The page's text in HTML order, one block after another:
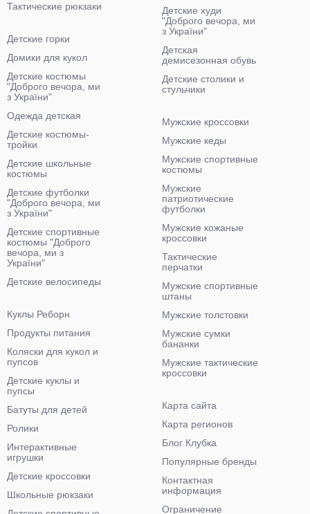
Тактические рюкзаки
Детские худи
"Доброго вечора, ми
з України"
Детская
демисезонная обувь
Детские столики и
стульчики
Детские горки
Домики для кукол
Детские костюмы
"Доброго вечора, ми
з України"
Одежда детская
Детские костюмы-
тройки
Детские школьные
костюмы
Детские футболки
"Доброго вечора, ми
з України"
Детские спортивные
костюмы "Доброго
вечора, ми з
України"
Детские велосипеды
Мужские кроссовки
Мужские кеды
Мужские спортивные
костюмы
Мужские
патриотические
футболки
Мужские кожаные
кроссовки
Тактические
перчатки
Мужские спортивные
штаны
Мужские толстовки
Мужские сумки
бананки
Мужские тактические
кроссовки
Куклы Реборн
Продукты питания
Коляски для кукол и
пупсов
Детские куклы и
пупсы
Батуты для детей
Ролики
Интерактивные
игрушки
Детские кроссовки
Школьные рюкзаки
Карта сайта
Карта регионов
Блог Клубка
Популярные бренды
Контактная
информация
Ограничение